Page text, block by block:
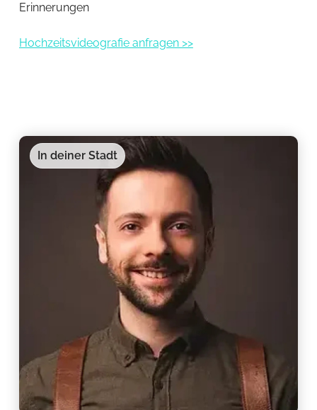
Erinnerungen
Hochzeitsvideografie anfragen >>
In deiner Stadt